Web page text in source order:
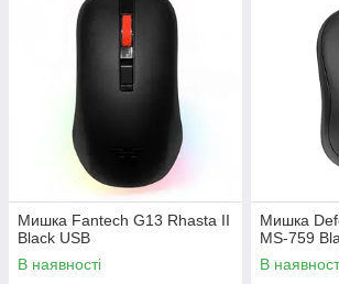
Мишка Fantech G13 Rhasta II
Black USB
В наявності
Мишка
MS-759
В